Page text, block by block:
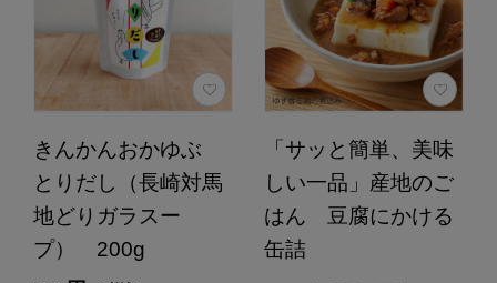
きんかんおかゆぶ
とりだし（長崎対馬
地どりガラスー
プ） 200g
「サッと簡単、美味
しい一品」産地のご
はん 豆腐にかける
缶詰